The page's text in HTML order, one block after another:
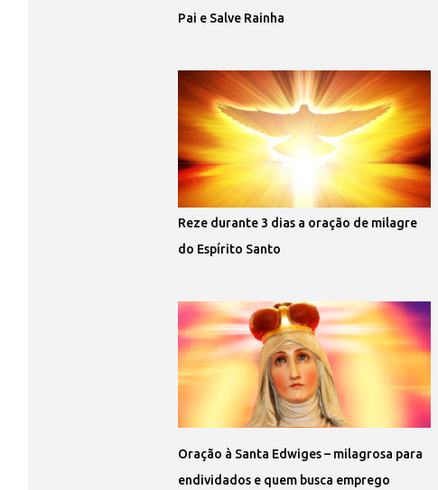
Pai e Salve Rainha
Reze durante 3 dias a oração de milagre
do Espírito Santo
Oração à Santa Edwiges – milagrosa para
endividados e quem busca emprego